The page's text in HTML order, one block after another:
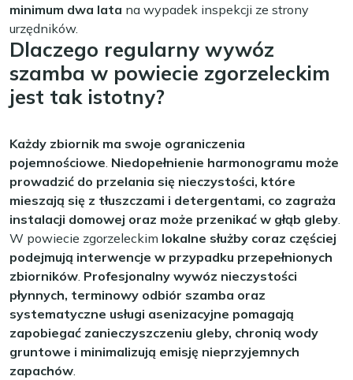
minimum dwa lata na wypadek inspekcji ze strony
urzędników.
Dlaczego regularny wywóz
szamba w powiecie zgorzeleckim
jest tak istotny?
Każdy zbiornik ma swoje ograniczenia
pojemnościowe. Niedopełnienie harmonogramu może
prowadzić do przelania się nieczystości, które
mieszają się z tłuszczami i detergentami, co zagraża
instalacji domowej oraz może przenikać w głąb gleby.
W powiecie zgorzeleckim lokalne służby coraz częściej
podejmują interwencje w przypadku przepełnionych
zbiorników. Profesjonalny wywóz nieczystości
płynnych, terminowy odbiór szamba oraz
systematyczne usługi asenizacyjne pomagają
zapobiegać zanieczyszczeniu gleby, chronią wody
gruntowe i minimalizują emisję nieprzyjemnych
zapachów.